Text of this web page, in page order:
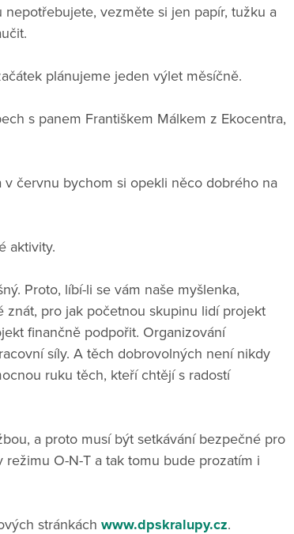
vezměte si jen papír, tužku a
plánujeme jeden výlet měsíčně.
s panem Františkem Málkem z Ekocentra,
červnu bychom si opekli něco dobrého na
aktivity.
Proto, líbí-li se vám naše myšlenka,
znát, pro jak početnou skupinu lidí projekt
finančně podpořit. Organizování
síly. A těch dobrovolných není nikdy
ruku těch, kteří chtějí s radostí
a proto musí být setkávání bezpečné pro
O-N-T a tak tomu bude prozatím i
stránkách www.dpskralupy.cz.